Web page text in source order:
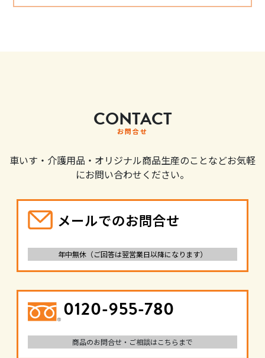
CONTACT
お問合せ
車いす・介護用品・オリジナル商品生産のことなどお気軽
にお問い合わせください。
メールでのお問合せ
年中無休（ご回答は翌営業日以降になります）
0120-955-780
商品のお問合せ・ご相談はこちらまで